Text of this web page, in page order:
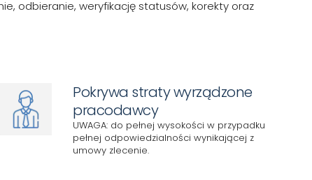
odbieranie, weryfikację statusów, korekty oraz
Pokrywa straty wyrządzone
pracodawcy
UWAGA: do pełnej wysokości w przypadku
pełnej odpowiedzialności wynikającej z
umowy zlecenie.